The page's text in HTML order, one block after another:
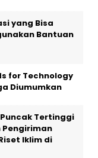
yang Bisa
Bantuan
for Technology
Diumumkan
Puncak Tertinggi
Pengiriman
Iklim di